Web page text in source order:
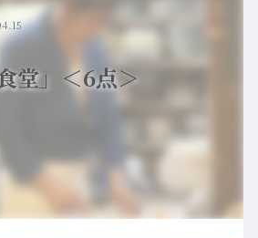
堂」＜6点＞